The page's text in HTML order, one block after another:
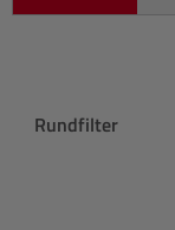
Produktgalerie
Rundfilter